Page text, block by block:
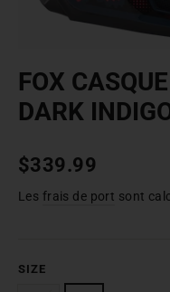
FOX
DARK
Prix
$339.99
Les frais de port sont
SIZE